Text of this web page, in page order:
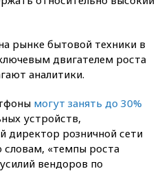
рынке бытовой техники в
двигателем роста
аналитики.
могут занять до 30%
устройств,
директор розничной сети
«темпы роста
вендоров по